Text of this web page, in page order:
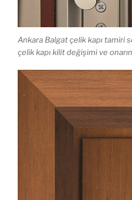
Ankara Balgat çelik kapı tamiri
çelik kapı kilit değişimi ve